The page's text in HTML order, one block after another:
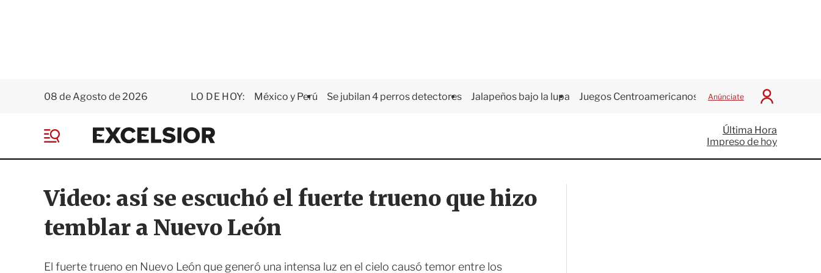
08 de Agosto de 2026 LO DE HOY: México y Perú Se jubilan 4 perros detectores Jalapeños bajo la lupa Juegos Centroamericanos Anúnciate
I
c
i
a
E
x
e
i
o
r
e
Última Hora
Impreso de hoy
Video: así se escuchó el fuerte trueno que hizo
temblar a Nuevo León
El fuerte trueno en Nuevo León que generó una intensa luz en el cielo causó temor entre los